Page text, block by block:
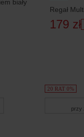
biały
Regał
179 zł
20 RAT 0%
przy